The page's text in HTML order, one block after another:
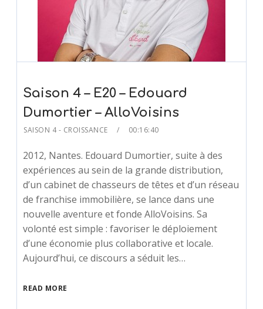
Saison 4 – E20 – Edouard
Dumortier – AlloVoisins
SAISON 4 - CROISSANCE 00:16:40
2012, Nantes. Edouard Dumortier, suite à des
expériences au sein de la grande distribution,
d’un cabinet de chasseurs de têtes et d’un réseau
de franchise immobilière, se lance dans une
nouvelle aventure et fonde AlloVoisins. Sa
volonté est simple : favoriser le déploiement
d’une économie plus collaborative et locale.
Aujourd’hui, ce discours a séduit les…
READ MORE